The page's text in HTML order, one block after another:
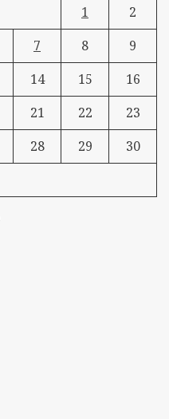
1
2
7 8
9
14 15
16
21 22
23
28 29
30